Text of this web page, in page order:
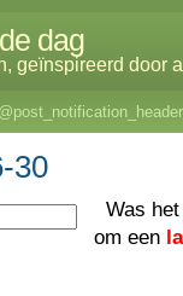
dag
geïnspireerd door
30
Was
om een